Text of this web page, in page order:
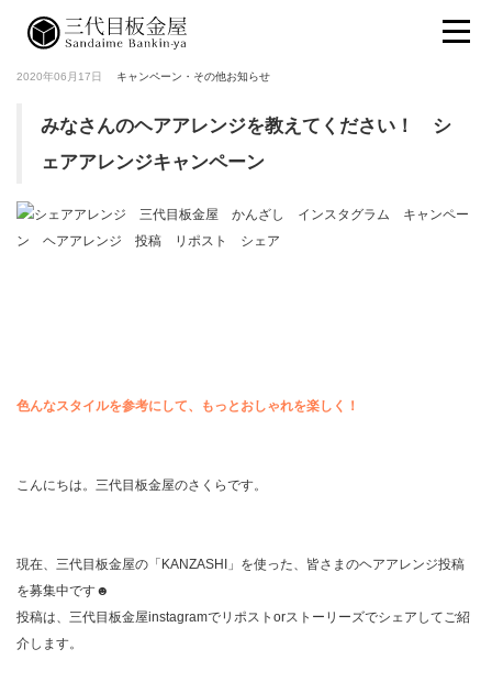
2020年06月17日 キャンペーン・その他お知らせ
みなさんのヘアアレンジを教えてください！ シ
ェアアレンジキャンペーン
色んなスタイルを参考にして、もっとおしゃれを楽しく！
こんにちは。三代目板金屋のさくらです。
現在、三代目板金屋の「KANZASHI」を使った、皆さまのヘアアレンジ投稿
を募集中です☻
投稿は、三代目板金屋instagramでリポストorストーリーズでシェアしてご紹
介します。